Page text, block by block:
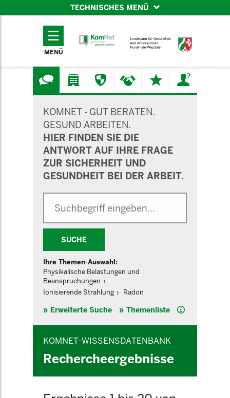
TECHNISCHES MENÜ
TECHNISCHES
MENÜ
KOMNET - GUT BERATEN.
GESUND ARBEITEN.
HIER FINDEN SIE DIE
ANTWORT AUF IHRE FRAGE
ZUR SICHERHEIT UND
GESUNDHEIT BEI DER ARBEIT.
SUCHE
Ihre Themen-Auswahl:
Physikalische Belastungen und
Beanspruchungen
Ionisierende Strahlung
Radon
Erweiterte Suche Themenliste Hilfe
KOMNET-WISSENSDATENBANK
Rechercheergebnisse